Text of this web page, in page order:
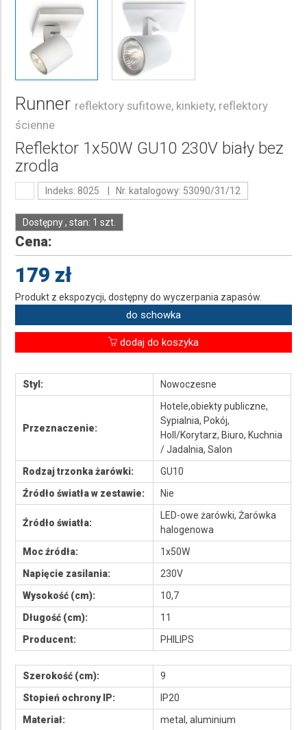
Runner reflektory sufitowe, kinkiety, reflektory
ścienne
Reflektor 1x50W GU10 230V biały bez
zrodla
Indeks: 8025 | Nr. katalogowy: 53090/31/12
Dostępny , stan: 1 szt.
Cena:
179 zł
Produkt z ekspozycji, dostępny do wyczerpania zapasów.
do schowka
dodaj do koszyka
Styl: Nowoczesne
Przeznaczenie:
Hotele,obiekty publiczne,
Sypialnia, Pokój,
Holl/Korytarz, Biuro, Kuchnia
/ Jadalnia, Salon
Rodzaj trzonka żarówki:
GU10
Źródło światła w zestawie:
Nie
Źródło światła:
LED-owe żarówki, Żarówka
halogenowa
Moc źródła:
1x50W
Napięcie zasilania:
230V
Wysokość (cm):
10,7
Długość (cm):
11
Producent:
PHILIPS
Szerokość (cm):
9
Stopień ochrony IP:
IP20
Materiał:
metal, aluminium